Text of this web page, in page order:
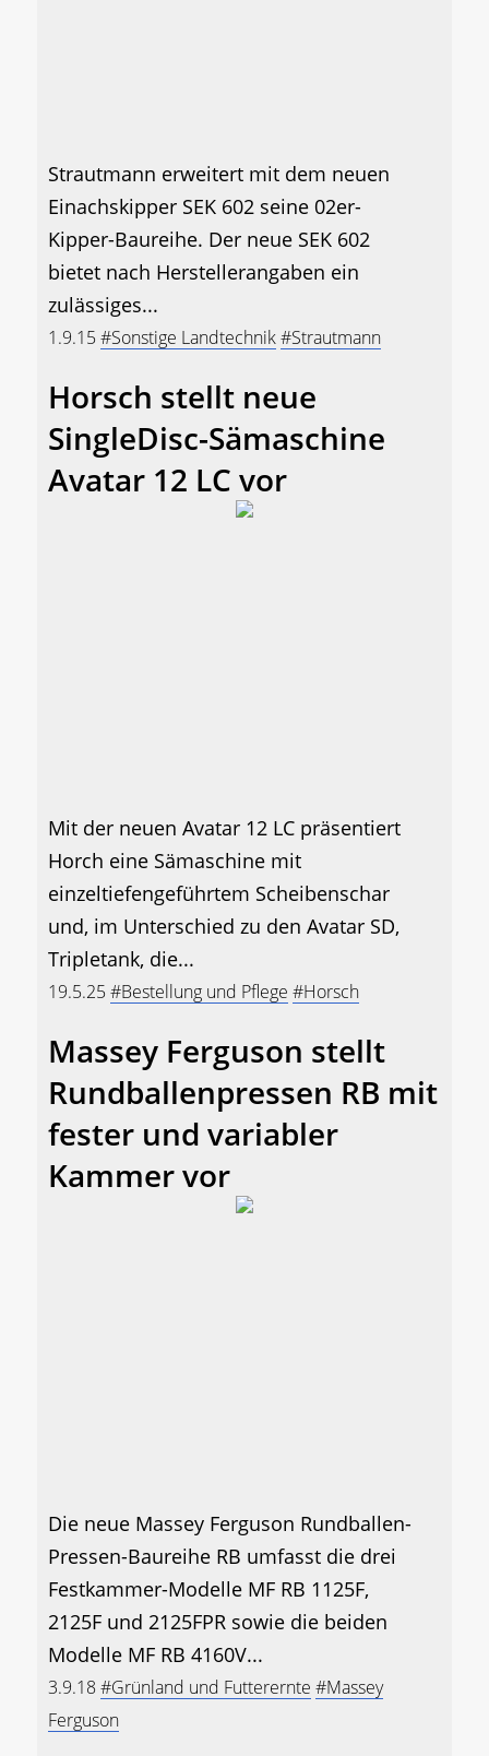
Strautmann erweitert mit dem neuen
Einachskipper SEK 602 seine 02er-
Kipper-Baureihe. Der neue SEK 602
bietet nach Herstellerangaben ein
zulässiges...
1.9.15#Sonstige Landtechnik#Strautmann
Horsch stellt neue
SingleDisc-Sämaschine
Avatar 12 LC vor
Mit der neuen Avatar 12 LC präsentiert
Horch eine Sämaschine mit
einzeltiefengeführtem Scheibenschar
und, im Unterschied zu den Avatar SD,
Tripletank, die...
19.5.25#Bestellung und Pflege #Horsch
Massey Ferguson stellt
Rundballenpressen RB mit
fester und variabler
Kammer vor
Die neue Massey Ferguson Rundballen-
Pressen-Baureihe RB umfasst die drei
Festkammer-Modelle MF RB 1125F,
2125F und 2125FPR sowie die beiden
Modelle MF RB 4160V...
3.9.18#Grünland und Futterernte #Massey
Ferguson